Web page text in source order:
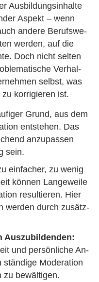
Aus­bil­dungs­in­hal­te
As­pekt – wenn
an­de­re Be­rufs­we­
wer­den, auf die
Doch nicht sel­ten
Ver­hal­
selbst, was
zu kor­ri­gie­ren ist.
Grund, aus dem
ent­ste­hen. Das
an­zu­pas­sen
sein.
ein­fa­cher, zu wenig
kön­nen Lan­ge­wei­le
re­sul­tie­ren. Hier
wer­den durch zu­sätz­
Aus­zu­bil­den­den:
und per­sön­li­che An­
stän­di­ge Mo­dera­ti­on
zu be­wäl­ti­gen.